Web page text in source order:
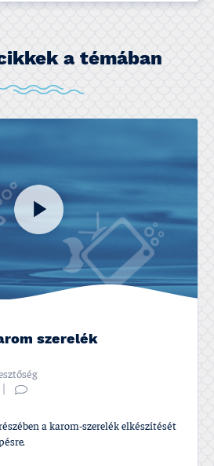
a témában
szerelék
a karom-szerelék elkészí­tését